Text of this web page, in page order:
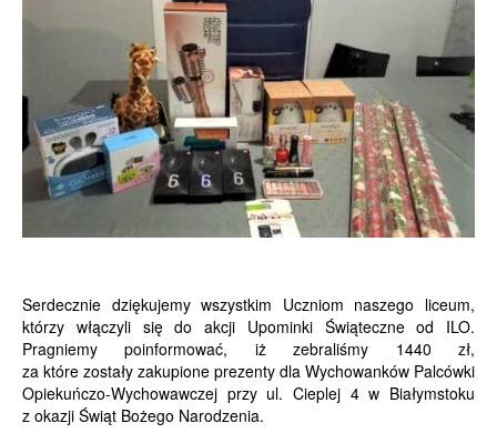
Serdecznie dziękujemy wszystkim Uczniom naszego liceum,
którzy włączyli się do akcji Upominki Świąteczne od ILO.
Pragniemy poinformować, iż zebraliśmy 1440 zł,
za które zostały zakupione prezenty dla Wychowanków Palcówki
Opiekuńczo-Wychowawczej przy ul. Cieplej 4 w Białymstoku
z okazji Świąt Bożego Narodzenia.